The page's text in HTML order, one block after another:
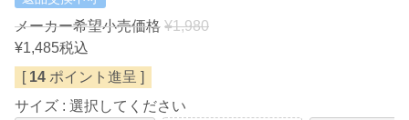
メーカー希望小売価格 ¥1,980
¥1,485税込
[ 14 ポイント進呈 ]
サイズ
選択してください